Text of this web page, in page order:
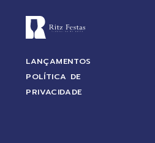
LANÇAMENTOS
POLÍTICA DE
PRIVACIDADE